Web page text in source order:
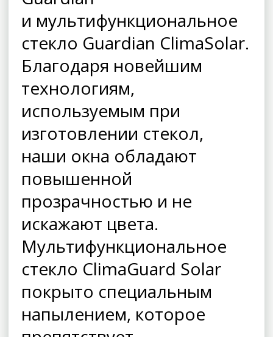
и мультифункциональное
стекло Guardian ClimaSolar.
Благодаря новейшим
технологиям,
используемым при
изготовлении стекол,
наши окна обладают
повышенной
прозрачностью и не
искажают цвета.
Мультифункциональное
стекло ClimaGuard Solar
покрыто специальным
напылением, которое